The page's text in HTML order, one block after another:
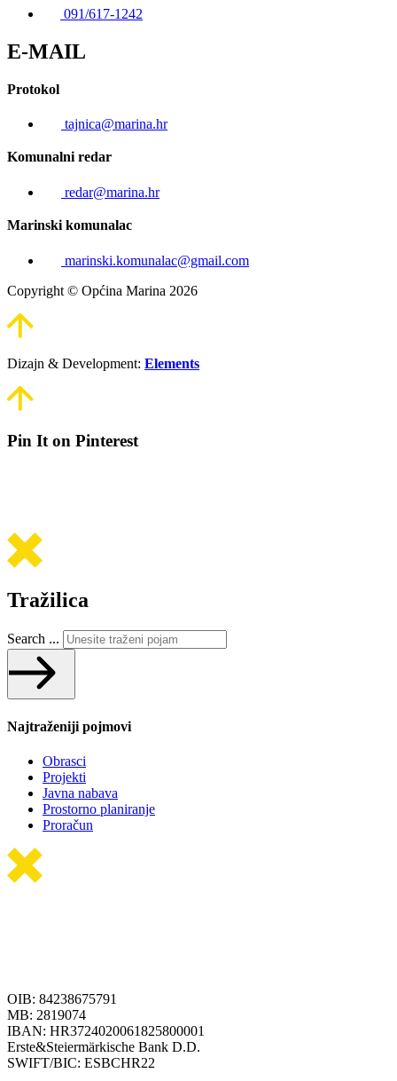
091/617-1242
E-MAIL
Protokol
tajnica@marina.hr
Komunalni redar
redar@marina.hr
Marinski komunalac
marinski.komunalac@gmail.com
Copyright © Općina Marina 2026
Dizajn & Development: Elements
Pin It on Pinterest
Tražilica
Search ...
Najtraženiji pojmovi
Obrasci
Projekti
Javna nabava
Prostorno planiranje
Proračun
OIB: 84238675791
MB: 2819074
IBAN: HR3724020061825800001
Erste&Steiermärkische Bank D.D.
SWIFT/BIC: ESBCHR22